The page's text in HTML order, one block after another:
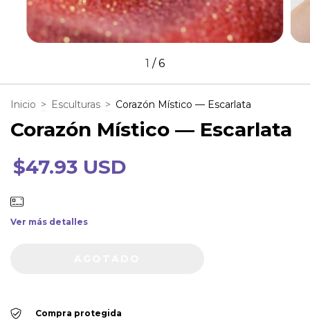
1 /6
Inicio > Esculturas > Corazón Místico — Escarlata
Corazón Místico — Escarlata
$47.93 USD
Ver más detalles
Compra protegida